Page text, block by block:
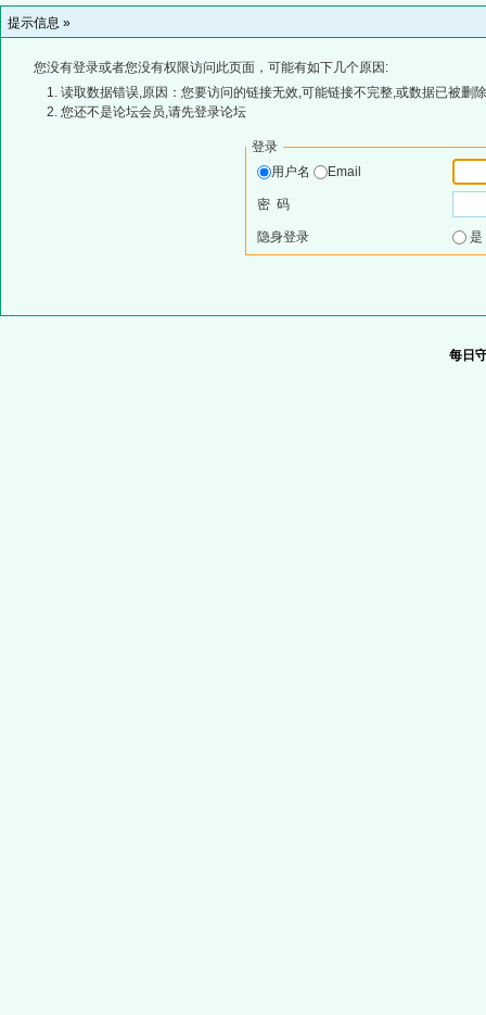
提示信息 »
您没有登录或者您没有权限访问此页面，可能有如下几个原因:
读取数据错误,原因：您要访问的链接无效,可能链接不完整,或数据已被删
您还不是论坛会员,请先登录论坛
登录
用户名
Email
密 码
隐身登录
每日